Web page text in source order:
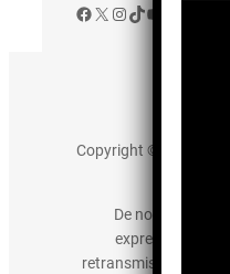
Facebook
X Instagram
TikTok
YouTube
Copyright © 2025
De no existir
expresamente
retransmisión,